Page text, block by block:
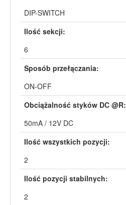
DIP-SWITCH
Ilość sekcji:
6
Sposób przełączania:
ON-OFF
Obciążalność styków DC @R:
50mA / 12V DC
Ilość wszystkich pozycji:
2
Ilość pozycji stabilnych:
2